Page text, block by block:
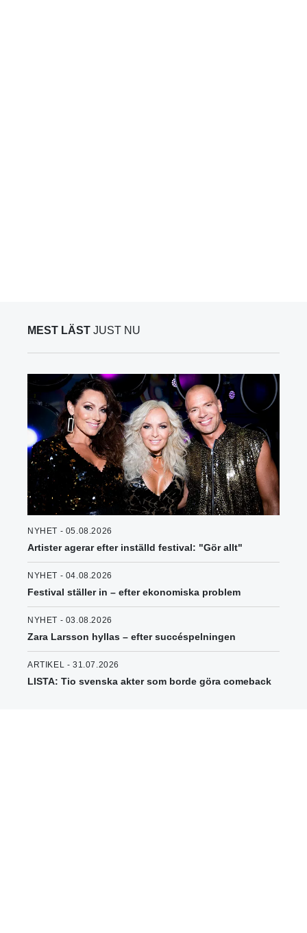
MEST LÄST JUST NU
NYHET - 05.08.2026
Artister agerar efter inställd festival: "Gör allt"
NYHET - 04.08.2026
Festival ställer in – efter ekonomiska problem
NYHET - 03.08.2026
Zara Larsson hyllas – efter succéspelningen
ARTIKEL - 31.07.2026
LISTA: Tio svenska akter som borde göra comeback